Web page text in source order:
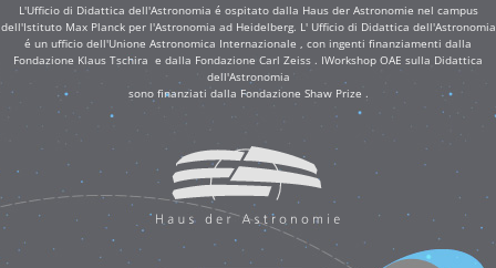
L'Ufficio di Didattica dell'Astronomia é ospitato dalla Haus der Astronomie nel campus
dell'Istituto Max Planck per l'Astronomia ad Heidelberg. L' Ufficio di Didattica dell'Astronomia
é un ufficio dell'Unione Astronomica Internazionale , con ingenti finanziamenti dalla
Fondazione Klaus Tschira e dalla Fondazione Carl Zeiss . IWorkshop OAE sulla Didattica
dell'Astronomia
sono finanziati dalla Fondazione Shaw Prize .